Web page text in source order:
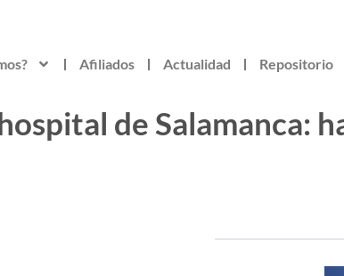
Afiliados Actualidad Repositorio
de Salamanca: